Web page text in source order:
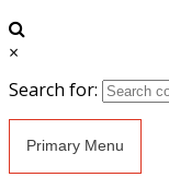
×
Search for:
Primary Menu